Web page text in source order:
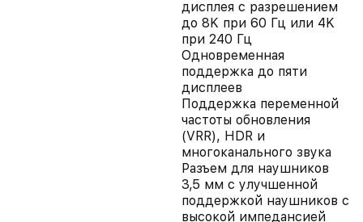
дисплея с разрешением
до 8K при 60 Гц или 4K
при 240 Гц
Одновременная
поддержка до пяти
дисплеев
Поддержка переменной
частоты обновления
(VRR), HDR и
многоканального звука
Разъем для наушников
3,5 мм с улучшенной
поддержкой наушников с
высокой импедансией